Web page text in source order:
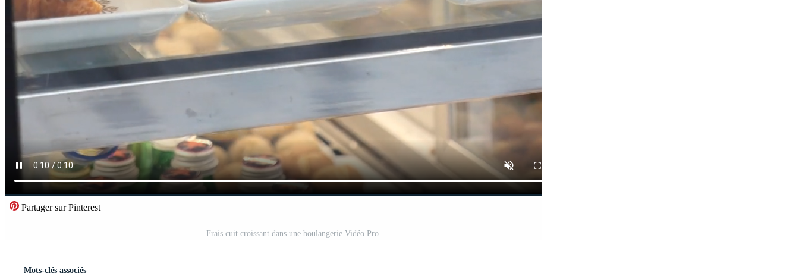
Partager sur Pinterest
Frais cuit croissant dans une boulangerie Vidéo Pro
Mots-clés associés